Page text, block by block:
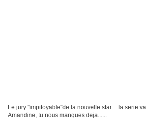
Le jury "impitoyable"de la nouvelle star.... la serie
Amandine, tu nous manques deja......